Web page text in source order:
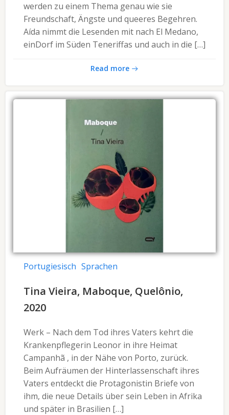
werden zu einem Thema genau wie sie
Freundschaft, Ängste und queeres Begehren.
Aída nimmt die Lesenden mit nach El Medano,
einDorf im Süden Teneriffas und auch in die […]
Read more
Portugiesisch Sprachen
Tina Vieira, Maboque, Quelônio,
2020
Werk – Nach dem Tod ihres Vaters kehrt die
Krankenpflegerin Leonor in ihre Heimat
Campanhã , in der Nähe von Porto, zurück.
Beim Aufräumen der Hinterlassenschaft ihres
Vaters entdeckt die Protagonistin Briefe von
ihm, die neue Details über sein Leben in Afrika
und später in Brasilien […]